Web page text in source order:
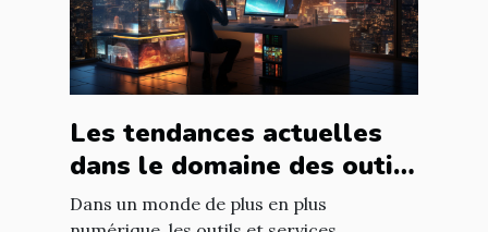
Les tendances actuelles
dans le domaine des outils
et services numériques
Dans un monde de plus en plus